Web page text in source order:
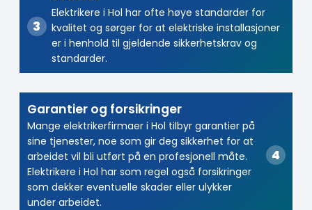
Elektrikere i Hol har ofte høye standarder for
kvalitet og sørger for at elektriske installasjoner
er i henhold til gjeldende sikkerhetskrav og
standarder.
Garantier og forsikringer
Mange elektrikerfirmaer i Hol tilbyr garantier på
sine tjenester, noe som gir deg sikkerhet for at
arbeidet vil bli utført på en profesjonell måte.
Elektrikere i Hol har som regel også forsikringer
som dekker eventuelle skader eller ulykker
under arbeidet.